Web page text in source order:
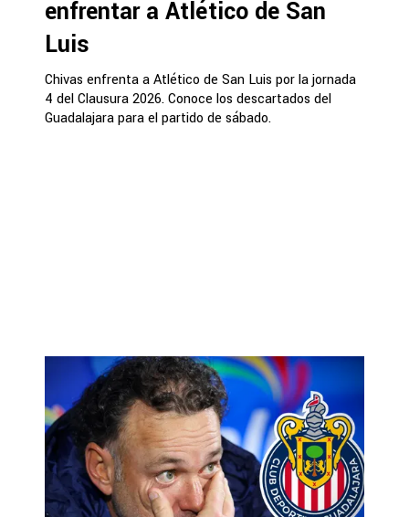
enfrentar a Atlético de San
Luis
Chivas enfrenta a Atlético de San Luis por la jornada
4 del Clausura 2026. Conoce los descartados del
Guadalajara para el partido de sábado.